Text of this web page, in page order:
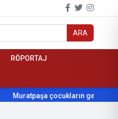
ARA
RÖPORTAJ
Muratpaşa çocukların gelişimini